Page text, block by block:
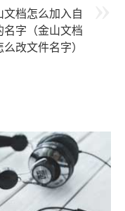
文档怎么加入自
名字（金山文档
么改文件名字）